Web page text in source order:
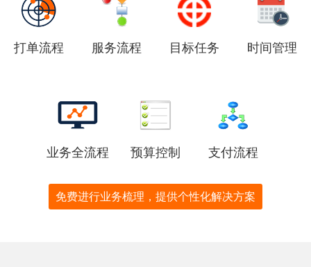
打单流程 服务流程 目标任务 时间管理
业务全流程 预算控制 支付流程
免费进行业务梳理，提供个性化解决方案